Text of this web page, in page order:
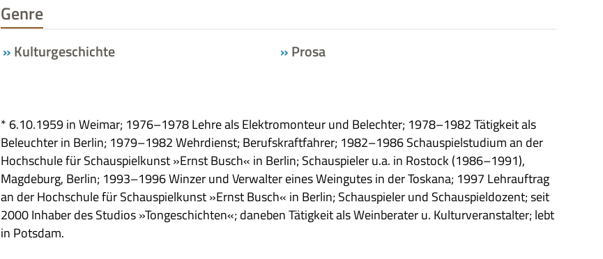
Genre
Kulturgeschichte Prosa
* 6.10.1959 in Wei­mar; 1976–1978 Lehre als Elek­tro­mon­teur und Bel­ech­ter; 1978–1982 Tätig­keit als
Beleuch­ter in Ber­lin; 1979–1982 Wehr­dienst; Berufs­kraft­fah­rer; 1982–1986 Schau­spiel­stu­dium an der
Hoch­schule für Schau­spiel­kunst »Ernst Busch« in Ber­lin; Schau­spie­ler u.a. in Rostock (1986–1991),
Mag­de­burg, Ber­lin; 1993–1996 Win­zer und Ver­wal­ter eines Wein­gu­tes in der Tos­kana; 1997 Lehr­auf­trag
an der Hoch­schule für Schau­spiel­kunst »Ernst Busch« in Ber­lin; Schau­spie­ler und Schau­spiel­do­zent; seit
2000 Inha­ber des Stu­dios »Ton­ge­schich­ten«; dane­ben Tätig­keit als Wein­be­ra­ter u. Kul­tur­ver­an­stal­ter; lebt
in Potsdam.